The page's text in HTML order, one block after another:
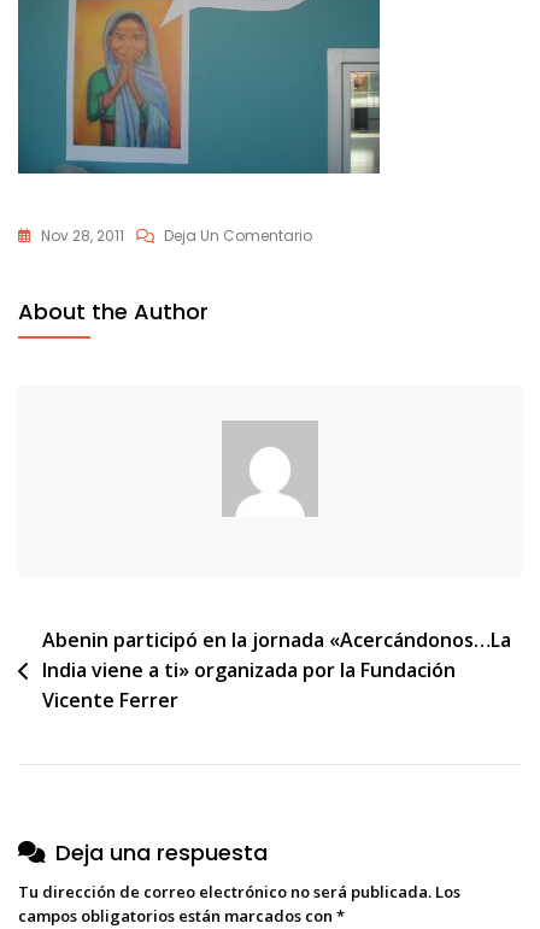
Nov 28, 2011 Deja Un ComentarioEn
About the Author
Navegación
de
entradas
Abenin participó en la jornada «Acercándonos…La
India viene a ti» organizada por la Fundación
Vicente Ferrer
Deja una respuesta
Tu dirección de correo electrónico no será publicada. Los
campos obligatorios están marcados con *